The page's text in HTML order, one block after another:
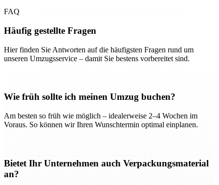
FAQ
Häufig gestellte Fragen
Hier finden Sie Antworten auf die häufigsten Fragen rund um
unseren Umzugsservice – damit Sie bestens vorbereitet sind.
Wie früh sollte ich meinen Umzug buchen?
Am besten so früh wie möglich – idealerweise 2–4 Wochen im
Voraus. So können wir Ihren Wunschtermin optimal einplanen.
Bietet Ihr Unternehmen auch Verpackungsmaterial
an?